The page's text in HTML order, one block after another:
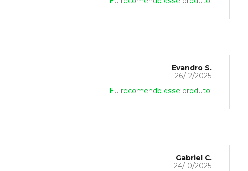
Evandro S.
26/12/2025
Eu recomendo esse produto.
Gabriel C.
24/10/2025